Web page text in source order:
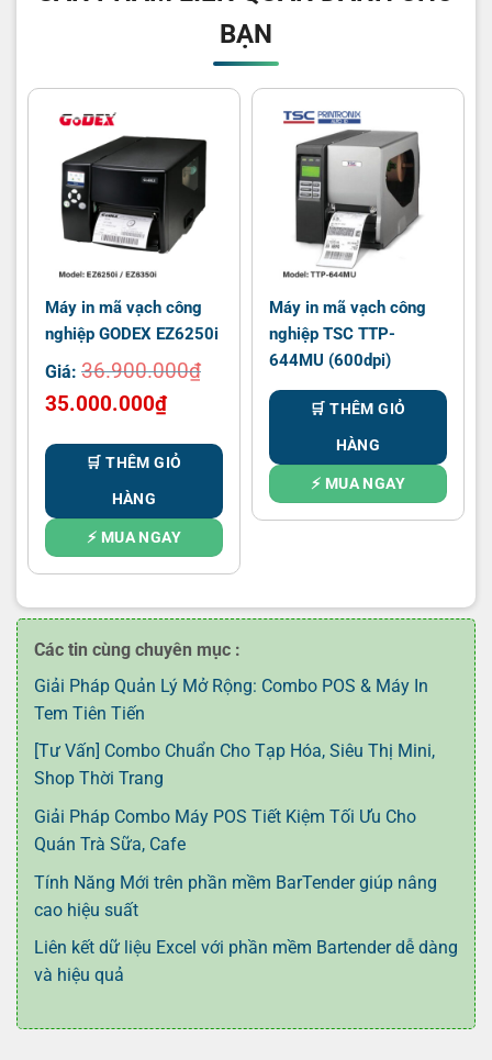
BẠN
Máy in mã vạch công
nghiệp GODEX EZ6250i
Giá: 36.900.000₫
Giá
là:
35.000.000₫Giá
tại
35.000.000₫.
🛒 THÊM GIỎ
HÀNG
⚡ MUA NGAY
Máy in mã vạch công
nghiệp TSC TTP-
644MU (600dpi)
🛒 THÊM GIỎ
HÀNG
⚡ MUA NGAY
Các tin cùng chuyên mục :
Giải Pháp Quản Lý Mở Rộng: Combo POS & Máy In
Tem Tiên Tiến
[Tư Vấn] Combo Chuẩn Cho Tạp Hóa, Siêu Thị Mini,
Shop Thời Trang
Giải Pháp Combo Máy POS Tiết Kiệm Tối Ưu Cho
Quán Trà Sữa, Cafe
Tính Năng Mới trên phần mềm BarTender giúp nâng
cao hiệu suất
Liên kết dữ liệu Excel với phần mềm Bartender dễ dàng
và hiệu quả